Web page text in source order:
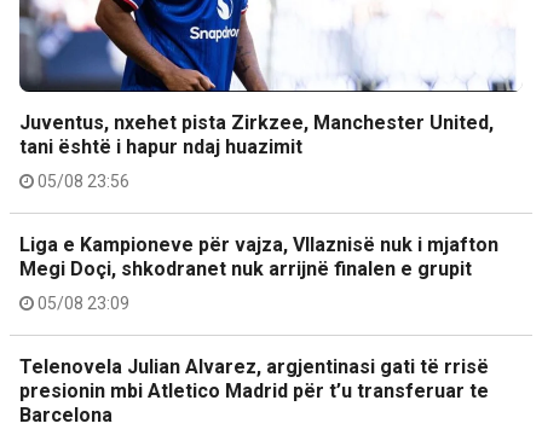
Juventus, nxehet pista Zirkzee, Manchester United,
tani është i hapur ndaj huazimit
05/08 23:56
Liga e Kampioneve për vajza, Vllaznisë nuk i mjafton
Megi Doçi, shkodranet nuk arrijnë finalen e grupit
05/08 23:09
Telenovela Julian Alvarez, argjentinasi gati të rrisë
presionin mbi Atletico Madrid për t’u transferuar te
Barcelona